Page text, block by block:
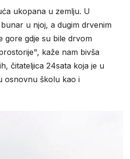
ukopana u zemlju. U
u njoj, a dugim drvenim
gore gdje su bile drvom
kaže nam bivša
čitateljica 24sata koja je u
osnovnu školu kao i